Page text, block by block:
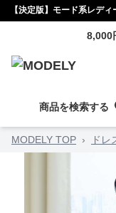
【決定版】モード系レデ
8,000
商品を検索する
MODELY TOP › ドレ